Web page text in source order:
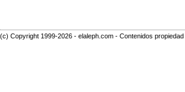
(c) Copyright 1999-2026 - elaleph.com - Contenidos propiedad